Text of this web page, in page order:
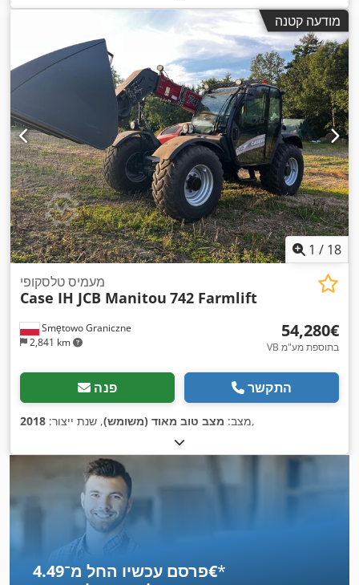
07/2017, הבדיקה הבאה (TÜV):07/2026 , גודל צמיג אחורי:
, מספר מכונה/רכב:YHG233775 , ציוד:חותך לפתית,
מחבר עגלה, מיזוג אוויר, תא נהג, תאורה,
מודעה קטנה
1 / 18
Smętowo Graniczne
2,841 km
מעמיס טלסקופי
Case IH JCB Manitou 742 Farmlift
‏54,280 ‏€
VB בתוספת מע"מ
פנה התקשר
מצב: מצב טוב מאוד (משומש), שנת ייצור: 2018 ,
פרסם עכשיו החל מ־‏4.49 ‏€*